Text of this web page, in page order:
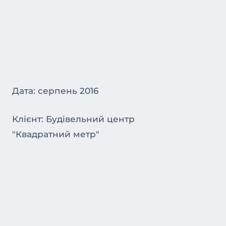
Дата: серпень 2016
Клієнт: Будівельний центр
"Квадратний метр"